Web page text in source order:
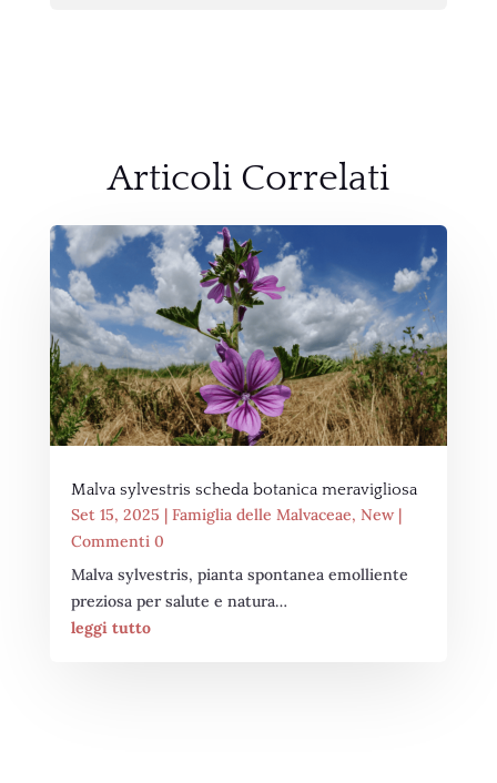
Articoli Correlati
Malva sylvestris scheda botanica meravigliosa
Set 15, 2025 | Famiglia delle Malvaceae, New|
Commenti 0
Malva sylvestris, pianta spontanea emolliente
preziosa per salute e natura…
leggi tutto